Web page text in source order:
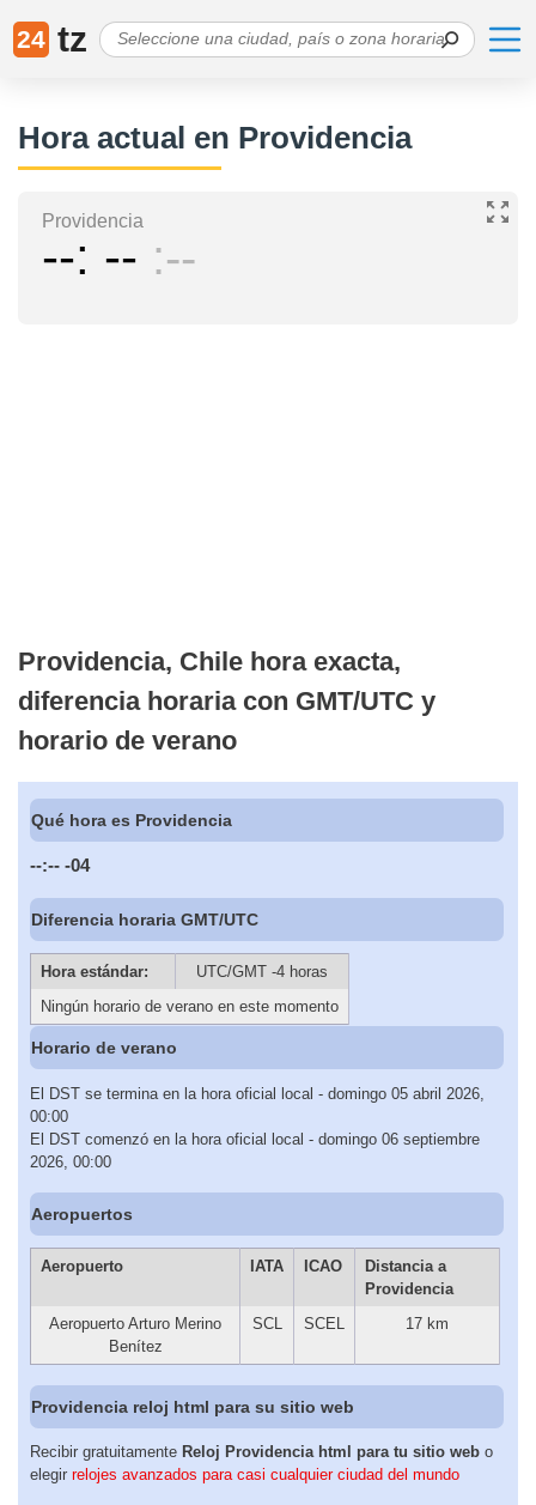
24 tz
Hora actual en Providencia
Providencia
-- -- --
Providencia, Chile hora exacta,
diferencia horaria con GMT/UTC y
horario de verano
Qué hora es Providencia
--:-- -04
Diferencia horaria GMT/UTC
Hora estándar:
UTC/GMT -4 horas
Ningún horario de verano en este momento
Horario de verano
El DST se termina en la hora oficial local - domingo 05 abril 2026,
00:00
El DST comenzó en la hora oficial local - domingo 06 septiembre
2026, 00:00
Aeropuertos
Aeropuerto IATA ICAO
Distancia a
Providencia
Aeropuerto Arturo Merino
Benítez
SCL SCEL 17 km
Providencia reloj html para su sitio web
Recibir gratuitamente Reloj Providencia html para tu sitio web o
elegir relojes avanzados para casi cualquier ciudad del mundo